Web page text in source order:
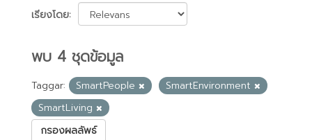
เรียงโดย
พบ 4 ชุดข้อมูล
Taggar: SmartPeople
SmartEnvironment
SmartLiving
กรองผลลัพธ์